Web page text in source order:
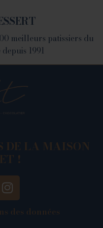
meilleurs patissiers du
1991
DE LA MAISON
!
des données